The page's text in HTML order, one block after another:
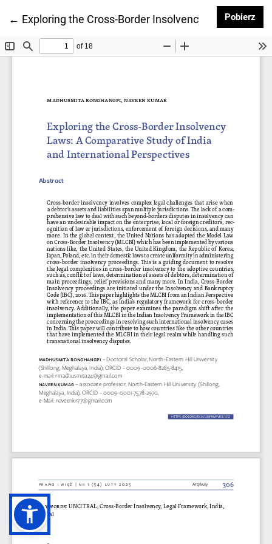
← Wróć do szczegółów artykułu
Exploring the Cross-Border Insolvency Laws: A
Pobierz